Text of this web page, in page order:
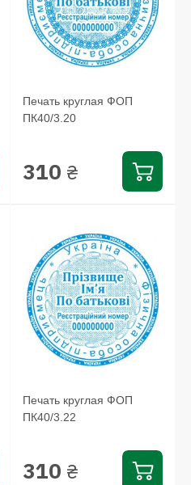
Печать круглая ФОП
ПК40/3.20
310 ₴
Печать круглая ФОП
ПК40/3.22
310 ₴